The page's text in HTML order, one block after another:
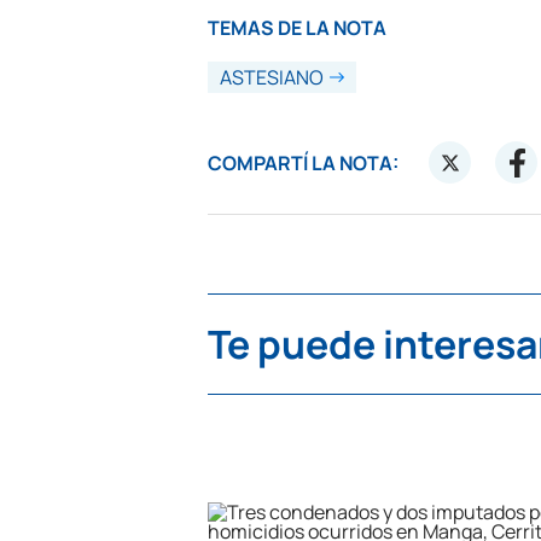
TEMAS DE LA NOTA
ASTESIANO
COMPARTÍ LA NOTA:
Te puede